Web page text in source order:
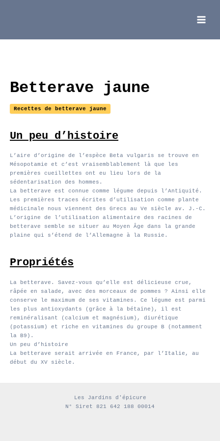
Main
Menu
Betterave jaune
Recettes de betterave jaune
Un peu d’histoire
L’aire d’origine de l’espèce Beta vulgaris se trouve en
Mésopotamie et c’est vraisemblablement là que les
premières cueillettes ont eu lieu lors de la
sédentarisation des hommes.
La betterave est connue comme légume depuis l’Antiquité.
Les premières traces écrites d’utilisation comme plante
médicinale nous viennent des Grecs au Ve siècle av. J.-C.
L’origine de l’utilisation alimentaire des racines de
betterave semble se situer au Moyen Âge dans la grande
plaine qui s’étend de l’Allemagne à la Russie.
Propriétés
La betterave. Savez-vous qu’elle est délicieuse crue,
râpée en salade, avec des morceaux de pommes ? Ainsi elle
conserve le maximum de ses vitamines. Ce légume est parmi
les plus antioxydants (grâce à la bétaïne), il est
reminéralisant (calcium et magnésium), diurétique
(potassium) et riche en vitamines du groupe B (notamment
la B9).
Un peu d’histoire
La betterave serait arrivée en France, par l’Italie, au
début du XV siècle.
Les Jardins d'épicure
N° Siret 821 642 188 00014